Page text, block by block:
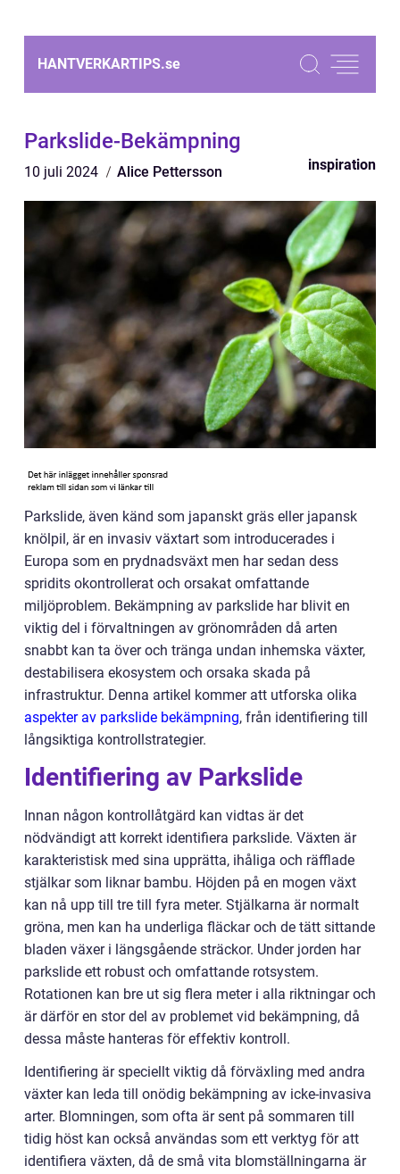
HANTVERKARTIPS.se
Parkslide-Bekämpning
10 juli 2024 Alice Pettersson inspiration
Parkslide, även känd som japanskt gräs eller japansk
knölpil, är en invasiv växtart som introducerades i
Europa som en prydnadsväxt men har sedan dess
spridits okontrollerat och orsakat omfattande
miljöproblem. Bekämpning av parkslide har blivit en
viktig del i förvaltningen av grönområden då arten
snabbt kan ta över och tränga undan inhemska växter,
destabilisera ekosystem och orsaka skada på
infrastruktur. Denna artikel kommer att utforska olika
aspekter av parkslide bekämpning, från identifiering till
långsiktiga kontrollstrategier.
Identifiering av Parkslide
Innan någon kontrollåtgärd kan vidtas är det
nödvändigt att korrekt identifiera parkslide. Växten är
karakteristisk med sina upprätta, ihåliga och räfflade
stjälkar som liknar bambu. Höjden på en mogen växt
kan nå upp till tre till fyra meter. Stjälkarna är normalt
gröna, men kan ha underliga fläckar och de tätt sittande
bladen växer i längsgående sträckor. Under jorden har
parkslide ett robust och omfattande rotsystem.
Rotationen kan bre ut sig flera meter i alla riktningar och
är därför en stor del av problemet vid bekämpning, då
dessa måste hanteras för effektiv kontroll.
Identifiering är speciellt viktig då förväxling med andra
växter kan leda till onödig bekämpning av icke-invasiva
arter. Blomningen, som ofta är sent på sommaren till
tidig höst kan också användas som ett verktyg för att
identifiera växten, då de små vita blomställningarna är